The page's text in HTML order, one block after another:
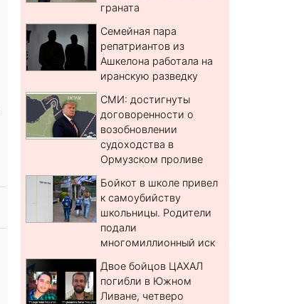
граната
Семейная пара
репатриантов из
Ашкелона работала на
иранскую разведку
СМИ: достигнуты
договоренности о
возобновлении
судоходства в
Ормузском проливе
Бойкот в школе привел
к самоубийству
школьницы. Родители
подали
многомиллионный иск
Двое бойцов ЦАХАЛ
погибли в Южном
Ливане, четверо